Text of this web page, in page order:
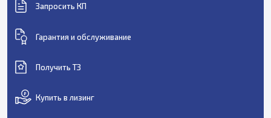
Запросить КП
Гарантия и обслуживание
Получить ТЗ
Купить в лизинг